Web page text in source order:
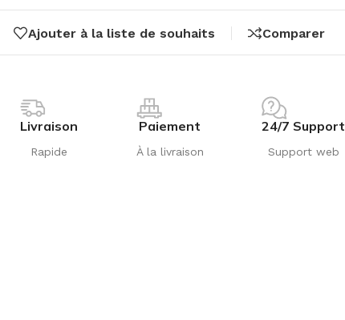
Ajouter à la liste de souhaits Comparer
Livraison
Rapide
Paiement
À la livraison
24/7 Support
Support web